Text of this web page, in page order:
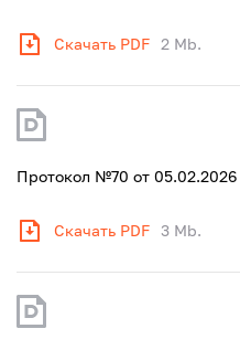
Скачать PDF 2 Mb.
Протокол №70 от 05.02.2026
Скачать PDF 3 Mb.